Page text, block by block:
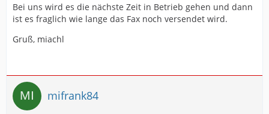
Bei uns wird es die nächste Zeit in Betrieb gehen und dann
ist es fraglich wie lange das Fax noch versendet wird.
Gruß, miachl
mifrank84